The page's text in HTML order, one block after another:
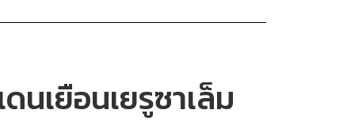
นเยือนเยรูซาเล็ม